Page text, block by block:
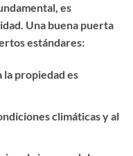
es
Una buena puerta
estándares:
la propiedad es
climáticas y al